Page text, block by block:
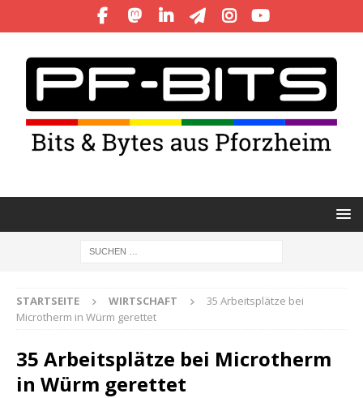
STARTSEITE WIRTSCHAFT
35 Arbeitsplätze bei
Microtherm in Würm gerettet
35 Arbeitsplätze bei Microtherm
in Würm gerettet